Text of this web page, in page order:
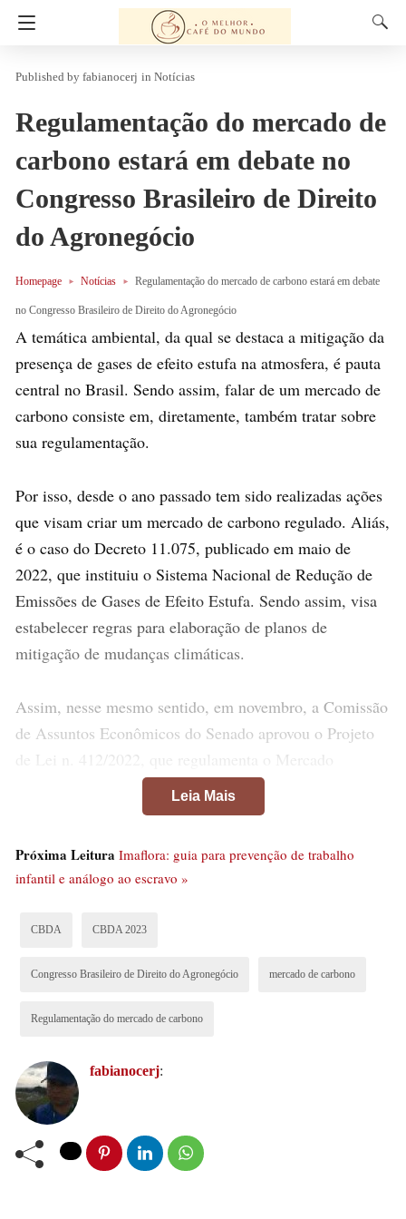
fabianocerj in Notícias
Regulamentação do mercado de
carbono estará em debate no
Congresso Brasileiro de Direito
do Agronegócio
Homepage Notícias Regulamentação do mercado de carbono estará em debate
no Congresso Brasileiro de Direito do Agronegócio
A temática ambiental, da qual se destaca a mitigação da
presença de gases de efeito estufa na atmosfera, é pauta
central no Brasil. Sendo assim, falar de um mercado de
carbono consiste em, diretamente, também tratar sobre
sua regulamentação.
Por isso, desde o ano passado tem sido realizadas ações
que visam criar um mercado de carbono regulado. Aliás,
é o caso do Decreto 11.075, publicado em maio de
2022, que instituiu o Sistema Nacional de Redução de
Emissões de Gases de Efeito Estufa. Sendo assim, visa
estabelecer regras para elaboração de planos de
mitigação de mudanças climáticas.
Assim, nesse mesmo sentido, em novembro, a Comissão
de Assuntos Econômicos do Senado aprovou o Projeto
de Lei n. 412/2022, que regulamenta o Mercado
Brasileiro de Redução de Emissões (MBRE) e que está,
atualmente, em discussão na Comissão de Meio
da Bolsa de Crédito de Carbono no Brasil, no Rio de
Janeiro, após formalização do governo do Rio junto à
Leia Mais
Próxima Leitura Imaflora: guia para prevenção de trabalho
infantil e análogo ao escravo »
CBDA CBDA 2023
Congresso Brasileiro de Direito do Agronegócio mercado de carbono
Regulamentação do mercado de carbono
fabianocerj: